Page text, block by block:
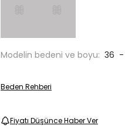
Modelin bedeni ve boyu: 36 -
Beden Rehberi
Fiyatı Düşünce Haber Ver